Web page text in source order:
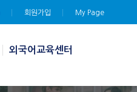
회원가입 My Page
외국어교육센터